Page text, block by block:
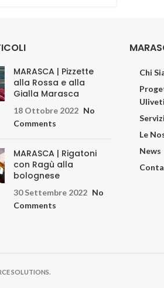
MARASCA | Pizzette
alla Rossa e alla
Gialla Marasca
18 Ottobre 2022 No
Comments
MARASCA | Rigatoni
con Ragù alla
bolognese
30 Settembre 2022 No
Comments
Chi
Uliveti
Le
News
SOLUTIONS.